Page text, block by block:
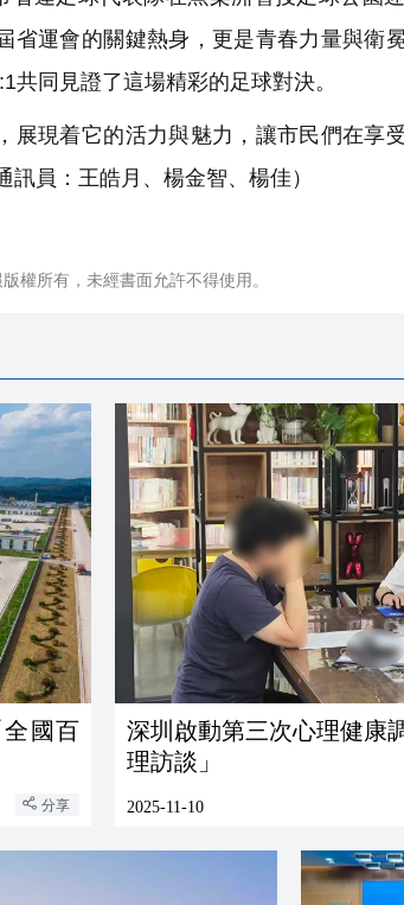
省運會的關鍵熱身，更是青春力量與衛
同見證了這場精彩的足球對決。
現着它的活力與魅力，讓市民們在享
員：王皓月、楊金智、楊佳）
權所有，未經書面允許不得使用。
分享
深圳啟動第三次心理健康
理訪談」
2025-11-10